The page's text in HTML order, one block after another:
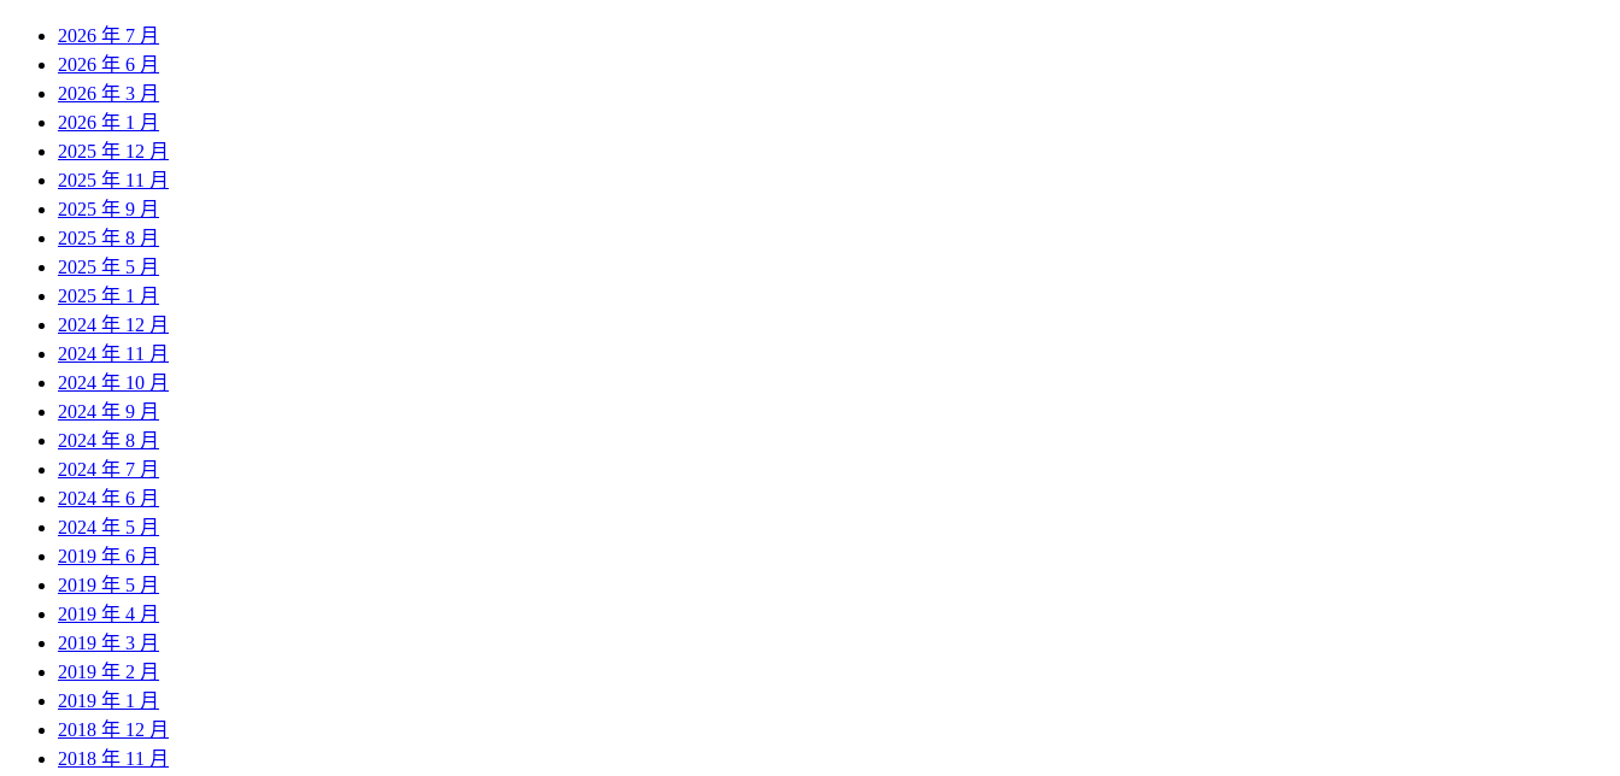
2026 年 7 月
2026 年 6 月
2026 年 3 月
2026 年 1 月
2025 年 12 月
2025 年 11 月
2025 年 9 月
2025 年 8 月
2025 年 5 月
2025 年 1 月
2024 年 12 月
2024 年 11 月
2024 年 10 月
2024 年 9 月
2024 年 8 月
2024 年 7 月
2024 年 6 月
2024 年 5 月
2019 年 6 月
2019 年 5 月
2019 年 4 月
2019 年 3 月
2019 年 2 月
2019 年 1 月
2018 年 12 月
2018 年 11 月